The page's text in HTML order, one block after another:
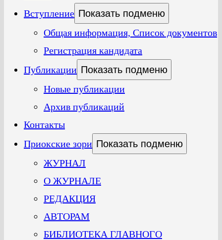
Вступление Показать подменю
Общая информация, Список документов
Регистрация кандидата
Публикации Показать подменю
Новые публикации
Архив публикаций
Контакты
Приокские зори Показать подменю
ЖУРНАЛ
О ЖУРНАЛЕ
РЕДАКЦИЯ
АВТОРАМ
БИБЛИОТЕКА ГЛАВНОГО